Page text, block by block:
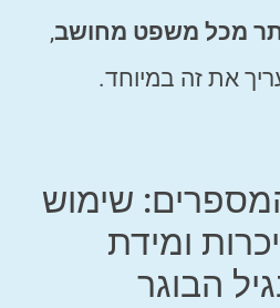
מכל משפט מחושב,
את זה במיוחד.
שימוש
ומידת
הבוגר